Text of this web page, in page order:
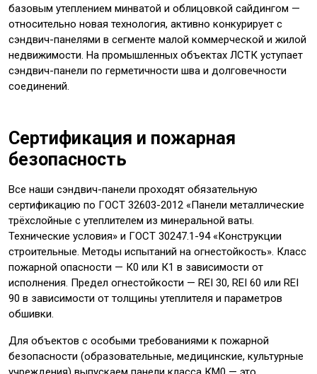
базовым утеплением минватой и облицовкой сайдингом —
относительно новая технология, активно конкурирует с
сэндвич-панелями в сегменте малой коммерческой и жилой
недвижимости. На промышленных объектах ЛСТК уступает
сэндвич-панели по герметичности шва и долговечности
соединений.
Сертификация и пожарная
безопасность
Все наши сэндвич-панели проходят обязательную
сертификацию по ГОСТ 32603-2012 «Панели металлические
трёхслойные с утеплителем из минеральной ваты.
Технические условия» и ГОСТ 30247.1-94 «Конструкции
строительные. Методы испытаний на огнестойкость». Класс
пожарной опасности — К0 или К1 в зависимости от
исполнения. Предел огнестойкости — REI 30, REI 60 или REI
90 в зависимости от толщины утеплителя и параметров
обшивки.
Для объектов с особыми требованиями к пожарной
безопасности (образовательные, медицинские, культурные